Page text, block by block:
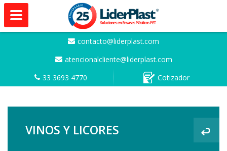
contacto@liderplast.com
atencionalcliente@liderplast.com
33 3693 4770
Cotizador
VINOS Y LICORES